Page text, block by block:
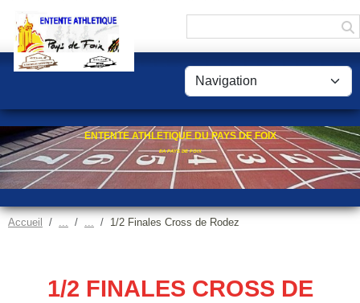
ENTENTE ATHLETIQUE DU PAYS DE FOIX
EA PAYS DE FOIX
Accueil 1/2 Finales Cross de Rodez
1/2 FINALES CROSS DE
Panneau de gestion des cookies